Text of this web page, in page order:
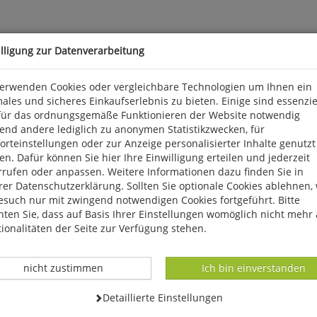
wichtig für den Natur- und Umweltschutz. Sie binden viel
Pflanzenarten. Für einige Brutvögel haben sie eine hohe
als Rastgebiete.
zur Datenverarbeitung
Cookies oder vergleichbare Technologien um Ihnen ein
und sicheres Einkaufserlebnis zu bieten. Einige sind
das ordnungsgemäße Funktionieren der Website notwendig
andere lediglich zu anonymen Statistikzwecken, für
oder zur Anzeige personalisierter Inhalte genutzt
Dafür können Sie hier Ihre Einwilligung erteilen und jederzeit
oder anpassen. Weitere Informationen dazu finden Sie in
Datenschutzerklärung. Sollten Sie optionale Cookies ablehnen,
nur mit zwingend notwendigen Cookies fortgeführt. Bitte
Sie, dass auf Basis Ihrer Einstellungen womöglich nicht mehr
der Seite zur Verfügung stehen.
Datenverarbeitung -
Ich bin einverstanden
Datenverarbeitung -
nicht zustimmen
Datenverarbeitung -
Detaillierte Einstellungen